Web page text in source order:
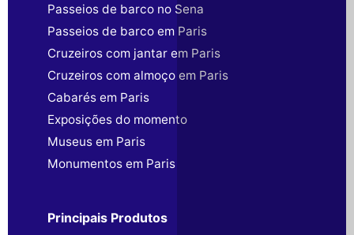
Passeios de barco no Sena
Passeios de barco em Paris
Cruzeiros com jantar em Paris
Cruzeiros com almoço em Paris
Cabarés em Paris
Exposições do momento
Museus em Paris
Monumentos em Paris
Principais Produtos